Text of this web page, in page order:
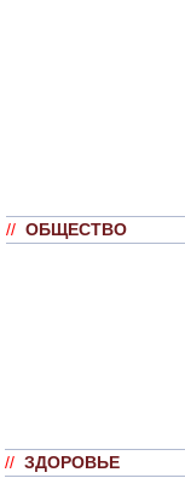
// ОБЩЕСТВО
// ЗДОРОВЬЕ